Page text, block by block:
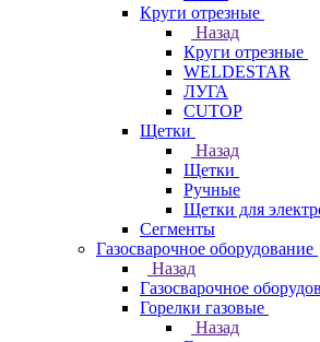
Круги отрезные
Назад
Круги отрезные
WELDESTAR
ЛУГА
CUTOP
Щетки
Назад
Щетки
Ручные
Щетки для
Сегменты
Газосварочное оборудование
Назад
Газосварочное
Горелки газовые
Назад